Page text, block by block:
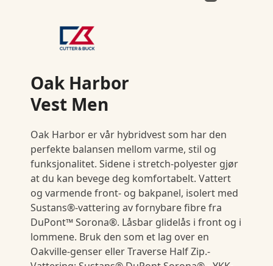
Oak Harbor
Vest Men
Oak Harbor er vår hybridvest som har den
perfekte balansen mellom varme, stil og
funksjonalitet. Sidene i stretch-polyester gjør
at du kan bevege deg komfortabelt. Vattert
og varmende front- og bakpanel, isolert med
Sustans®-vattering av fornybare fibre fra
DuPont™ Sorona®. Låsbar glidelås i front og i
lommene. Bruk den som et lag over en
Oakville-genser eller Traverse Half Zip.-